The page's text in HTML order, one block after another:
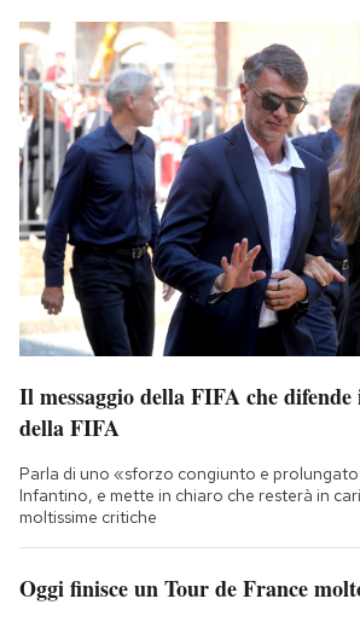
Il messaggio della FIFA che
della FIFA
Parla di uno «sforzo congiunto e
Infantino, e mette in chiaro che resterà in
moltissime critiche
Oggi finisce un Tour de France